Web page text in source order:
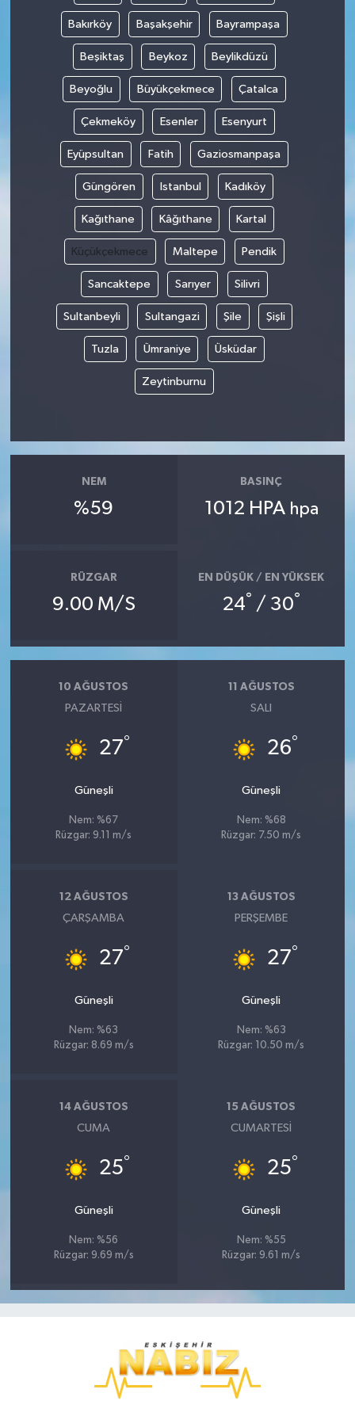
Bakırköy Başakşehir Bayrampaşa
Beşiktaş Beykoz Beylikdüzü
Beyoğlu Büyükçekmece Çatalca
Çekmeköy Esenler Esenyurt
Eyüpsultan Fatih Gaziosmanpaşa
Güngören Istanbul Kadıköy
Kağıthane Kâğıthane Kartal
Küçükçekmece Maltepe Pendik
Sancaktepe Sarıyer Silivri
Sultanbeyli Sultangazi Şile Şişli
Tuzla Ümraniye Üsküdar
Zeytinburnu
NEM
%59
BASINÇ
1012 HPA hpa
RÜZGAR
9.00 M/S
EN DÜŞÜK / EN YÜKSEK
24° / 30°
10 AĞUSTOS
PAZARTESI
27°
Güneşli
Nem: %67
Rüzgar: 9.11 m/s
11 AĞUSTOS
SALI
26°
Güneşli
Nem: %68
Rüzgar: 7.50 m/s
12 AĞUSTOS
ÇARŞAMBA
27°
Güneşli
Nem: %63
Rüzgar: 8.69 m/s
13 AĞUSTOS
PERŞEMBE
27°
Güneşli
Nem: %63
Rüzgar: 10.50 m/s
14 AĞUSTOS
CUMA
25°
Güneşli
Nem: %56
Rüzgar: 9.69 m/s
15 AĞUSTOS
CUMARTESI
25°
Güneşli
Nem: %55
Rüzgar: 9.61 m/s